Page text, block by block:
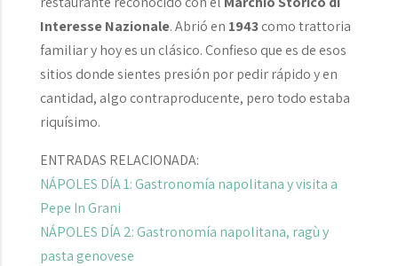
Interesse Nazionale. Abrió en 1943como trattoria
familiar y hoy es un clásico. Confieso que es de esos
sitios donde sientes presión por pedir rápido y en
cantidad, algo contraproducente, pero todo estaba
riquísimo.
ENTRADAS RELACIONADA:
NÁPOLES DÍA 1: Gastronomía napolitana y visita a
Pepe In Grani
NÁPOLES DÍA 2: Gastronomía napolitana, ragù y
pasta genovese